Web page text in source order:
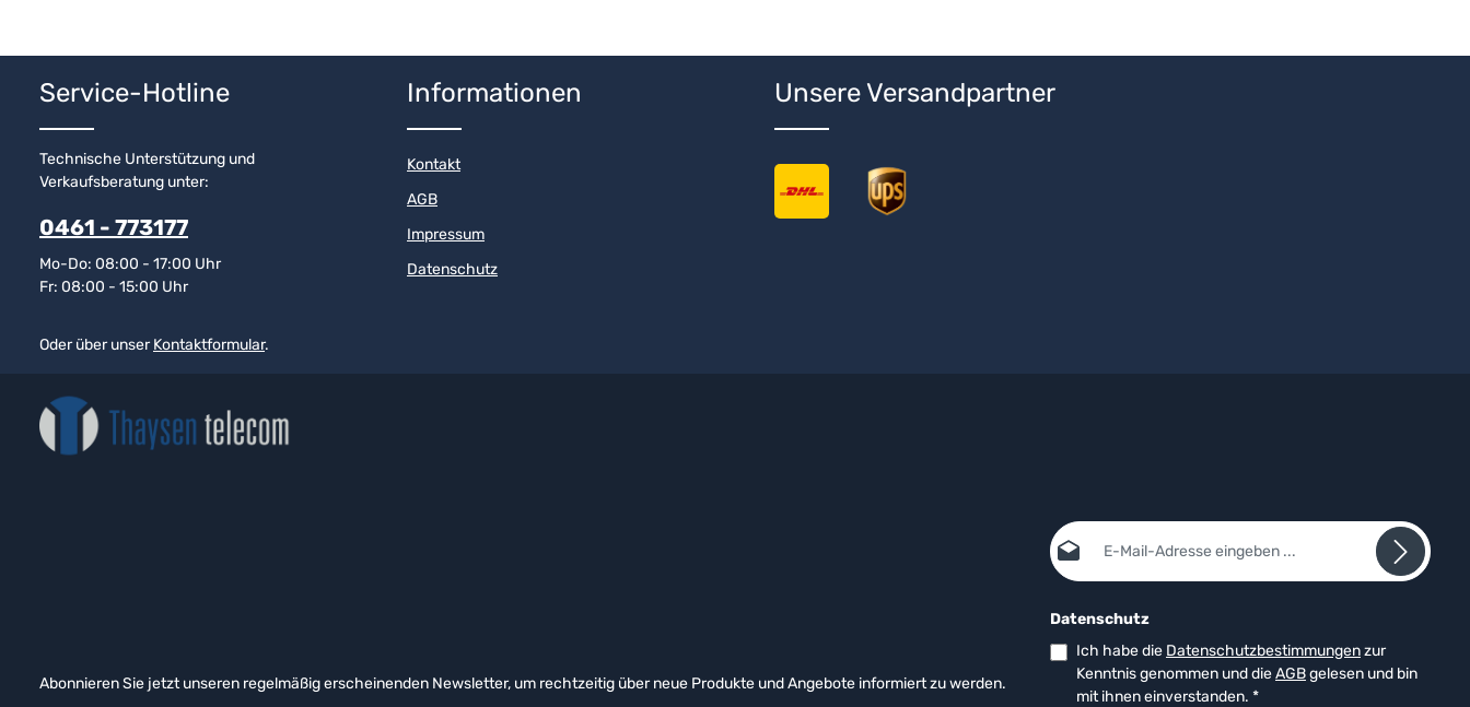
Service-Hotline
Technische Unterstützung und
Verkaufsberatung unter:
0461 - 773177
Mo-Do: 08:00 - 17:00 Uhr
Fr: 08:00 - 15:00 Uhr
Oder über unserKontaktformular.
Informationen
Kontakt
AGB
Impressum
Datenschutz
Unsere Versandpartner
Abonnieren Sie jetzt unseren regelmäßig erscheinenden Newsletter, um rechtzeitig über neue Produkte und Angebote informiert zu werden.
E-Mail-Adresse*
Datenschutz
Ich habe die Datenschutzbestimmungenzur
Kenntnis genommen und dieAGBgelesen und bin
mit ihnen einverstanden. *